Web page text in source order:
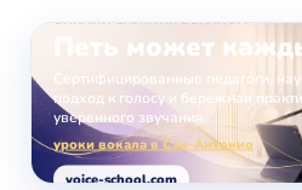
ОНЛАЙН-ЗАНЯТИЯ ВОКАЛОМ
Петь может
Сертифицированные педагоги,
подход к голосу и бережная
уверенного звучания.
уроки вокала в Сан-Антонио
voice-school.com